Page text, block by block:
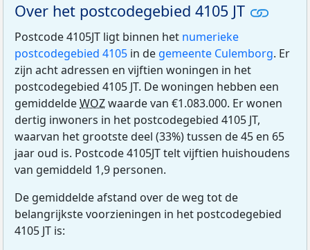
Over het postcodegebied 4105 JT
Postcode 4105JT ligt binnen het numerieke
postcodegebied 4105 in de gemeente Culemborg. Er
zijn acht adressen en vijftien woningen in het
postcodegebied 4105 JT. De woningen hebben een
gemiddeldeWOZwaarde van €1.083.000. Er wonen
dertig inwoners in het postcodegebied 4105 JT,
waarvan het grootste deel (33%) tussen de 45 en 65
jaar oud is. Postcode 4105JT telt vijftien huishoudens
van gemiddeld 1,9 personen.
De gemiddelde afstand over de weg tot de
belangrijkste voorzieningen in het postcodegebied
4105 JT is: